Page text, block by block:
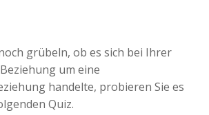
grübeln, ob es sich bei Ihrer
um eine
handelte, probieren Sie es
Quiz.